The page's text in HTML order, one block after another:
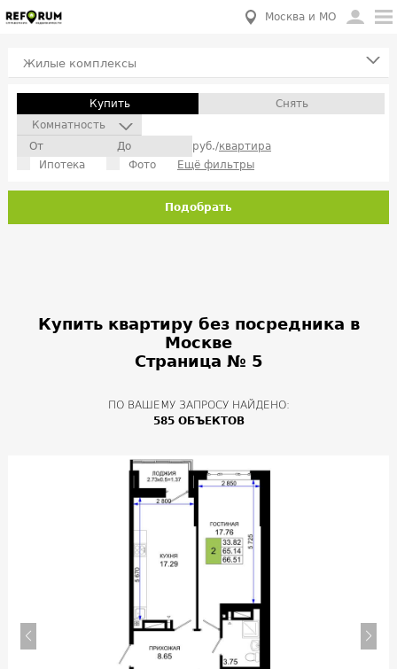
Москва и МО
Жилые комплексы
Купить
Снять
Комнатность
руб./квартира
Ипотека
Фото Ещё фильтры
Подобрать
Купить квартиру без посредника в
Москве
Страница № 5
ПО ВАШЕМУ ЗАПРОСУ НАЙДЕНО:
585 ОБЪЕКТОВ